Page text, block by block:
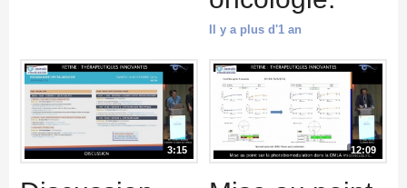
Il y a plus d'1 an
3:15 12:09